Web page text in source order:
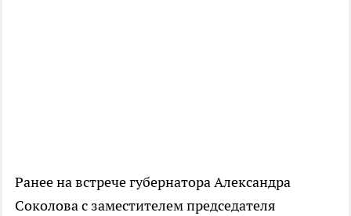
Ранее на встрече губернатора Александра
Соколова с заместителем председателя